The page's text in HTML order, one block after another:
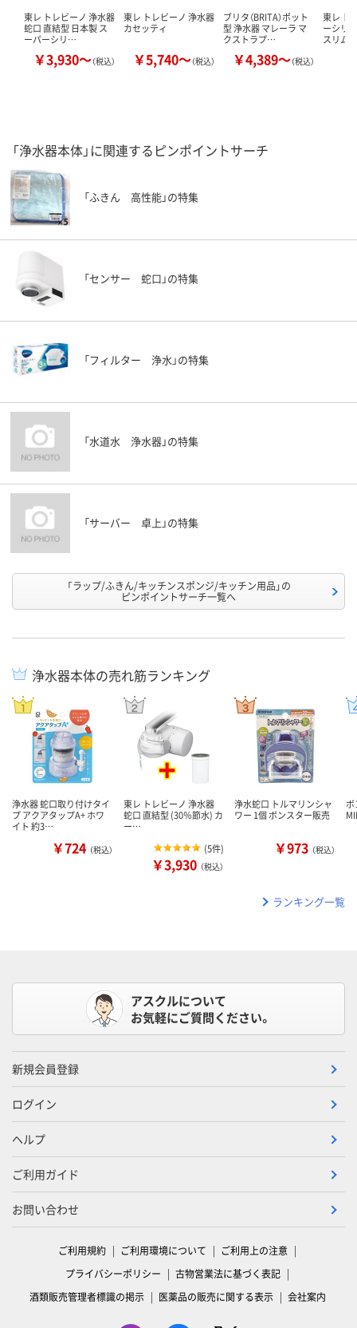
東レ トレビーノ 浄水器
蛇口 直結型 日本製 ス
ーパーシリ…
￥3,930～（税込）
東レ トレビーノ 浄水器
カセッティ
￥5,740～（税込）
ブリタ（BRITA）ポット
型 浄水器 マレーラ マ
クストラプ…
￥4,389～（税込）
東レ ト
ーシリ
スリム
「浄水器本体」に関連するピンポイントサーチ
「ふきん 高性能」の特集
「センサー 蛇口」の特集
「フィルター 浄水」の特集
「水道水 浄水器」の特集
「サーバー 卓上」の特集
「ラップ/ふきん/キッチンスポンジ/キッチン用品」の
ピンポイントサーチ一覧へ
浄水器本体の売れ筋ランキング
浄水器 蛇口取り付けタイ
プ アクアタップA+ ホワ
イト 約3…
￥724 （税込）
東レ トレビーノ 浄水器
蛇口 直結型 (30％節水) カ
ー…
(5件)
￥3,930 （税込）
浄水蛇口 トルマリンシャ
ワー 1個 ボンスター販売
￥973 （税込）
ボ
ランキング一覧
アスクルについて
お気軽にご質問ください。
新規会員登録
ログイン
ヘルプ
ご利用ガイド
お問い合わせ
ご利用規約 ご利用環境について
ご利用上の注意
プライバシーポリシー
古物営業法に基づく表記
酒類販売管理者標識の掲示
医薬品の販売に関する表示 会社案内